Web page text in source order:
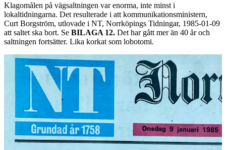
Klagomålen på vägsaltningen var enorma, inte minst i
lokaltidningarna. Det resulterade i att kommunikationsministern,
Curt Borgström, utlovade i NT, Norrköpings Tidningar, 1985-01-09
att saltet ska bort. Se BILAGA 12. Det har gått mer än 40 år och
saltningen fortsätter. Lika korkat som lobotomi.